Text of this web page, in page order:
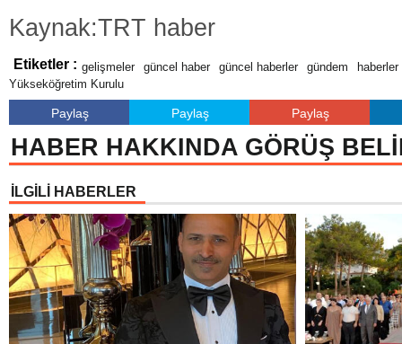
Kaynak:TRT haber
Etiketler : gelişmeler güncel haber güncel haberler gündem
haberler
Yükseköğretim Kurulu
Paylaş Paylaş Paylaş
HABER HAKKINDA GÖRÜŞ
İLGİLİ HABERLER